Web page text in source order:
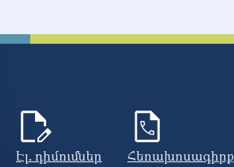
Էլ. դիմումներ Հեռախոսագիրք